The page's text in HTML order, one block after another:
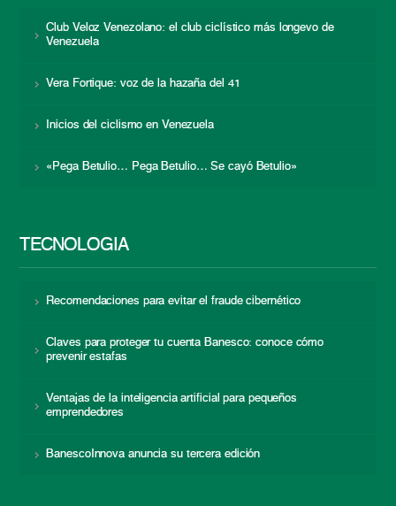
Club Veloz Venezolano: el club ciclístico más longevo de
Venezuela
Vera Fortique: voz de la hazaña del 41
Inicios del ciclismo en Venezuela
«Pega Betulio… Pega Betulio… Se cayó Betulio»
TECNOLOGÍA
Recomendaciones para evitar el fraude cibernético
Claves para proteger tu cuenta Banesco: conoce cómo
prevenir estafas
Ventajas de la inteligencia artificial para pequeños
emprendedores
BanescoInnova anuncia su tercera edición